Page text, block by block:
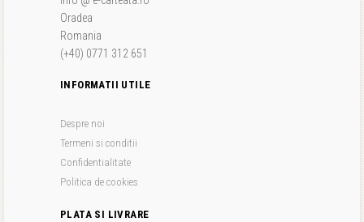
Oradea
Romania
(+40) 0771 312 651
INFORMATII UTILE
Despre noi
Termeni si conditii
Confidentialitate
Politica de cookies
PLATA SI LIVRARE